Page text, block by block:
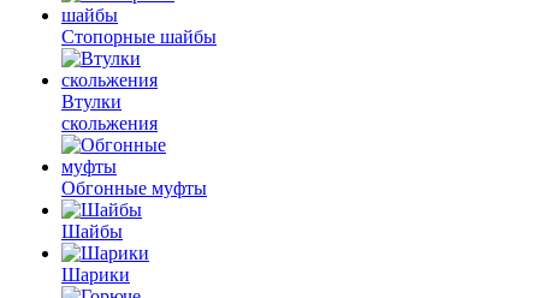
Стопорные шайбы
Втулки
скольжения
Обгонные муфты
Шайбы
Шарики